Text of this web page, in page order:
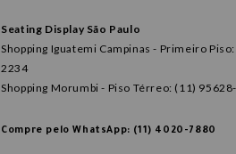
Seating Display São Paulo
Shopping Iguatemi Campinas - Primeiro
2234
Shopping Morumbi - Piso Térreo: (11)
Compre pelo WhatsApp: (11) 4020-7880